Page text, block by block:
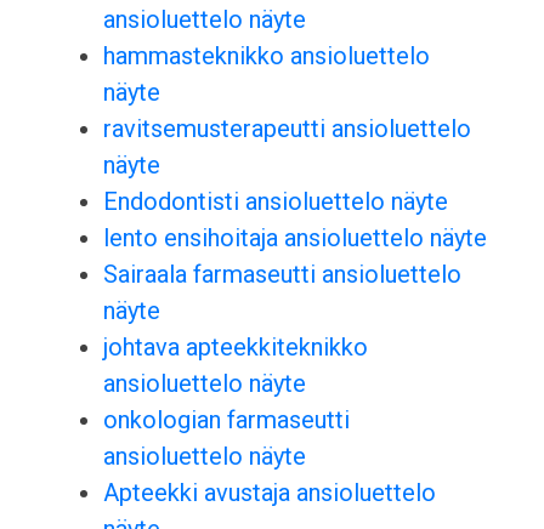
ansioluettelo näyte
hammasteknikko ansioluettelo
näyte
ravitsemusterapeutti ansioluettelo
näyte
Endodontisti ansioluettelo näyte
lento ensihoitaja ansioluettelo näyte
Sairaala farmaseutti ansioluettelo
näyte
johtava apteekkiteknikko
ansioluettelo näyte
onkologian farmaseutti
ansioluettelo näyte
Apteekki avustaja ansioluettelo